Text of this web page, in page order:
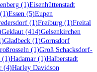
(1)Eisenhüttenstadt
(1)Essen (5)Eupen
(1)Freiburg (1)Freital
Geklaut (414)Gelsenkirchen
Gladbeck (1)Gornsdorf
(1)Groß Schacksdorf-
(1)Hadamar (1)Halberstadt
(4)Harley Davidson